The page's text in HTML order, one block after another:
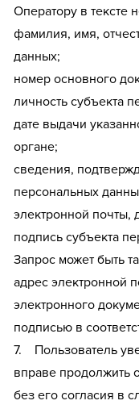
Оператору в тексте
фамилия, имя,
данных;
номер основного
личность субъекта
дате выдачи
органе;
сведения,
персональных
электронной почты,
подпись субъекта
Запрос может быть
адрес электронной
электронного
подписью в
7. Пользователь
вправе продолжить
без его согласия в